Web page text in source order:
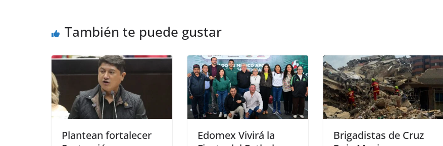
También te puede gustar
Plantean fortalecer
Edomex Vivirá la
Brigadistas de Cruz